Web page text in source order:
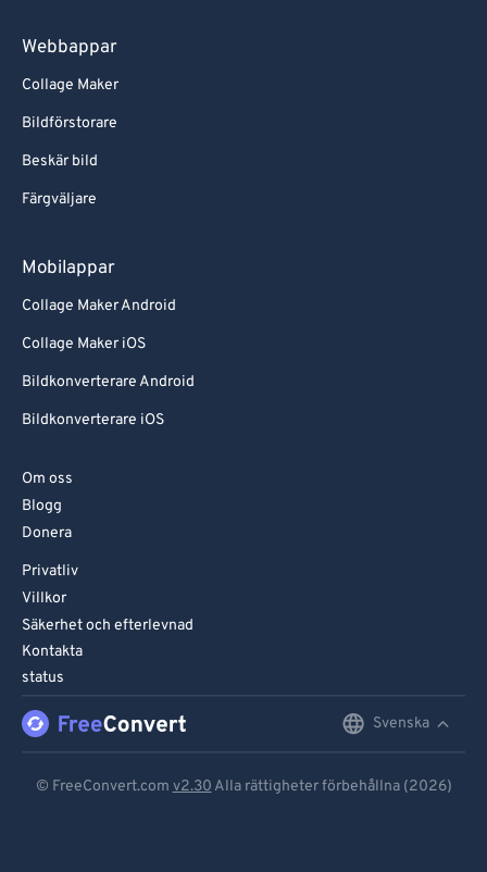
Webbappar
Collage Maker
Bildförstorare
Beskär bild
Färgväljare
Mobilappar
Collage Maker Android
Collage Maker iOS
Bildkonverterare Android
Bildkonverterare iOS
Om oss
Blogg
Donera
Privatliv
Villkor
Säkerhet och efterlevnad
Kontakta
status
Svenska
© FreeConvert.com v2.30 Alla rättigheter förbehållna (2026)